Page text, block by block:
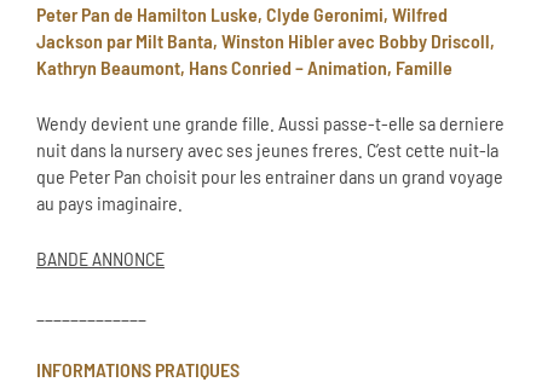
Peter Pan de Hamilton Luske, Clyde Geronimi, Wilfred
Jackson par Milt Banta, Winston Hibler avec Bobby Driscoll,
Kathryn Beaumont, Hans Conried – Animation, Famille
Wendy devient une grande fille. Aussi passe-t-elle sa derniere
nuit dans la nursery avec ses jeunes freres. C’est cette nuit-la
que Peter Pan choisit pour les entrainer dans un grand voyage
au pays imaginaire.
BANDE ANNONCE
INFORMATIONS PRATIQUES